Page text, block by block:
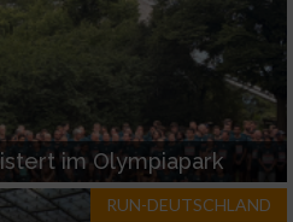
im Olympiapark
RUN-DEUTSCHLAND